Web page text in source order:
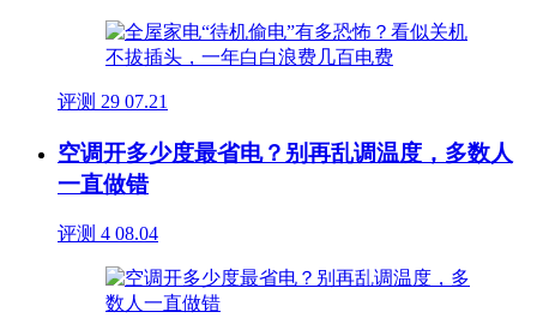
评测 29 07.21
空调开多少度最省电？别再乱调温度，多数人
一直做错
评测 4 08.04